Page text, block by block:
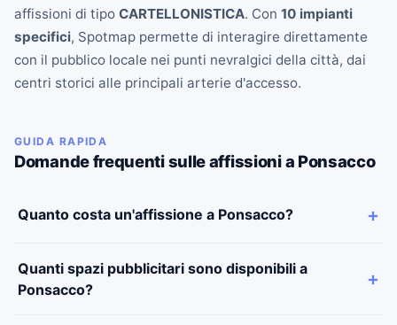
affissioni di tipo CARTELLONISTICA. Con 10 impianti
specifici, Spotmap permette di interagire direttamente
con il pubblico locale nei punti nevralgici della città, dai
centri storici alle principali arterie d'accesso.
GUIDA RAPIDA
Domande frequenti sulle affissioni a Ponsacco
Quanto costa un'affissione a Ponsacco?
Quanti spazi pubblicitari sono disponibili a
Ponsacco?